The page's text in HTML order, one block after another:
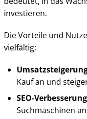
investieren.
Die Vorteile und
vielfältig:
Kauf an und
SEO-Verbesserung
Suchmaschinen